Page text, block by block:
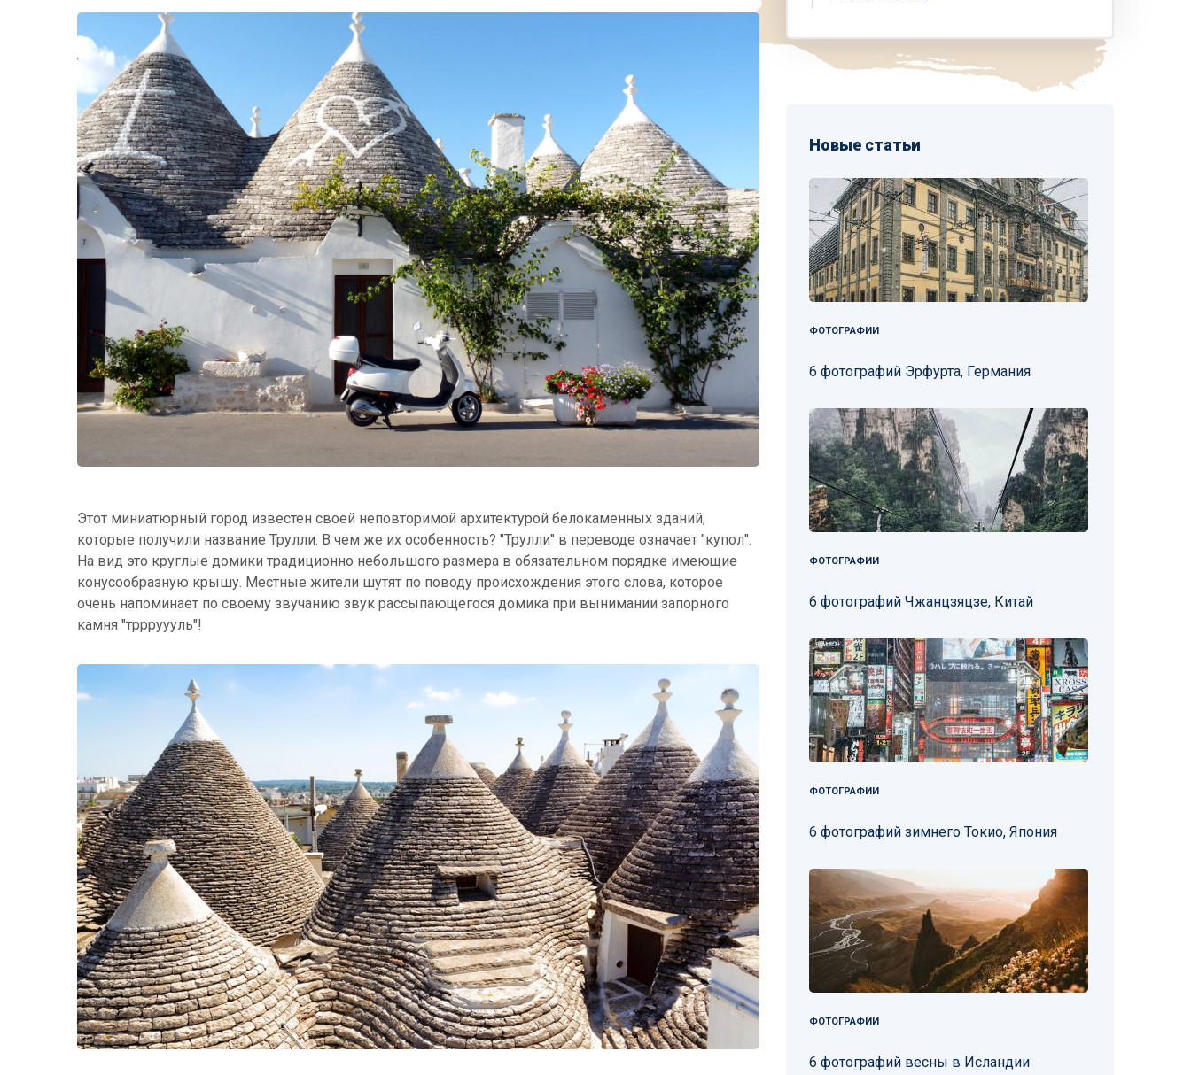
Этот миниатюрный город известен своей неповторимой архитектурой белокаменных зданий,
которые получили название Трулли. В чем же их особенность? "Трулли" в переводе означает "купол".
На вид это круглые домики традиционно небольшого размера в обязательном порядке имеющие
конусообразную крышу. Местные жители шутят по поводу происхождения этого слова, которое
очень напоминает по своему звучанию звук рассыпающегося домика при вынимании запорного
камня "тррруууль"!
Новые статьи
ФОТОГРАФИИ
6 фотографий Эрфурта, Германия
ФОТОГРАФИИ
6 фотографий Чжанцзяцзе, Китай
ФОТОГРАФИИ
6 фотографий зимнего Токио, Япония
ФОТОГРАФИИ
6 фотографий весны в Исландии